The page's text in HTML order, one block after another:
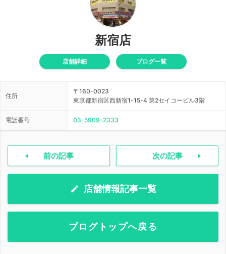
新宿店
店舗詳細 ブログ一覧
住所
〒160-0023
東京都新宿区西新宿1-15-4 第2セイコービル3階
電話番号 03-5909-2333
前の記事 次の記事
店舗情報記事一覧
ブログトップへ戻る